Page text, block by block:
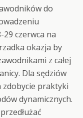
do
29 czerwca na
okazja by
z całej
Dla sędziów
zdobycie praktyki
dynamicznych.